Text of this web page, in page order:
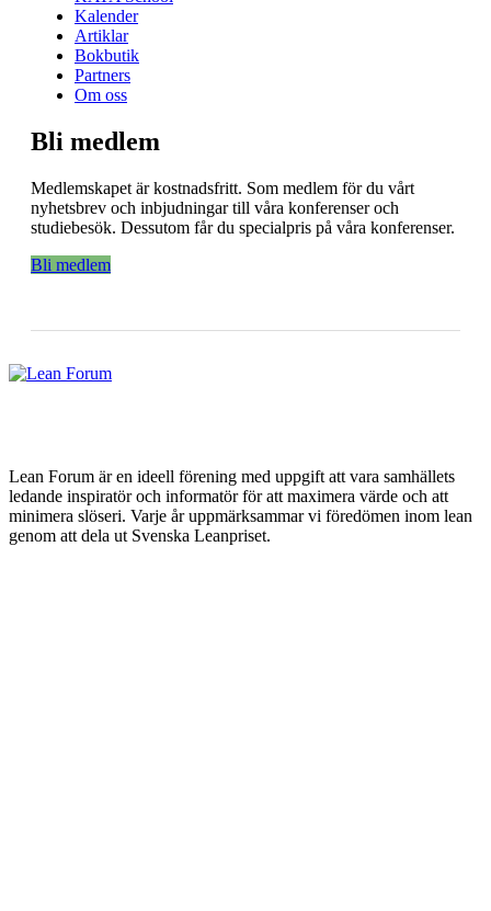
Kalender
Artiklar
Bokbutik
Partners
Om oss
Bli medlem
Medlemskapet är kostnadsfritt. Som medlem för du vårt
nyhetsbrev och inbjudningar till våra konferenser och
studiebesök. Dessutom får du specialpris på våra konferenser.
Bli medlem
Lean Forum är en ideell förening med uppgift att vara samhällets
ledande inspiratör och informatör för att maximera värde och att
minimera slöseri. Varje år uppmärksammar vi föredömen inom lean
genom att dela ut Svenska Leanpriset.